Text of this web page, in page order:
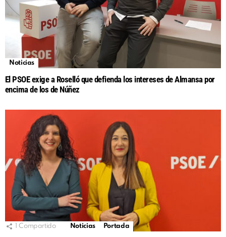
Noticias
El PSOE exige a Roselló que defienda los intereses de Almansa por
encima de los de Núñez
Compartido Noticias Portada